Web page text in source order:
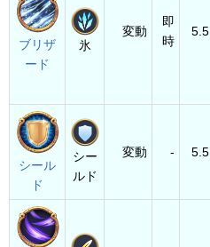
ブリザ
ード
氷
変動
即
時
5.5
シール
ド
シー
ルド
変動 - 5.5